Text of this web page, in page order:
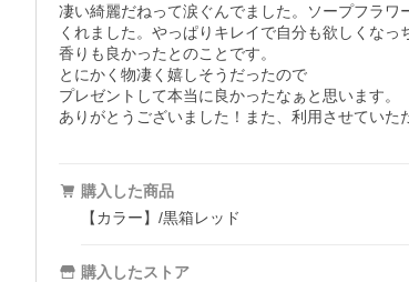
凄い綺麗だねって涙ぐんでました。ソープフラ
くれました。やっぱりキレイで自分も欲しくなっ
香りも良かったとのことです。
とにかく物凄く嬉しそうだったので
プレゼントして本当に良かったなぁと思います。
ありがとうございました！また、利用させていた
購入した商品
【カラー】/黒箱レッド
購入したストア